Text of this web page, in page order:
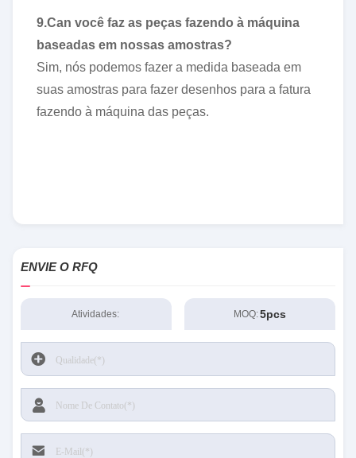
9.Can você faz as peças fazendo à máquina
baseadas em nossas amostras?
Sim, nós podemos fazer a medida baseada em
suas amostras para fazer desenhos para a fatura
fazendo à máquina das peças.
ENVIE O RFQ
Atividades: MOQ:5pcs